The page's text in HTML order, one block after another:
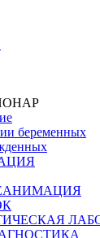
беременных